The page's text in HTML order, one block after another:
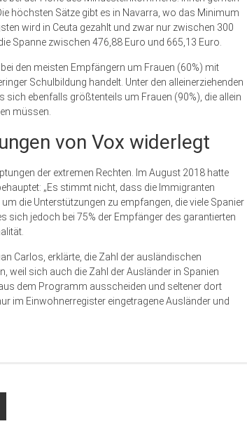
höchsten Sätze gibt es in Navarra, wo das Minimum
wird in Ceuta gezahlt und zwar nur zwischen 300
Spanne zwischen 476,88 Euro und 665,13 Euro.
den meisten Empfängern um Frauen (60%) mit
Schulbildung handelt. Unter den alleinerziehenden
sich ebenfalls größtenteils um Frauen (90%), die allein
müssen.
von Vox widerlegt
der extremen Rechten. Im August 2018 hatte
„Es stimmt nicht, dass die Immigranten
die Unterstützungen zu empfangen, die viele Spanier
sich jedoch bei 75% der Empfänger des garantierten
Carlos, erklärte, die Zahl der ausländischen
weil sich auch die Zahl der Ausländer in Spanien
dem Programm ausscheiden und seltener dort
im Einwohnerregister eingetrage­ne Ausländer und